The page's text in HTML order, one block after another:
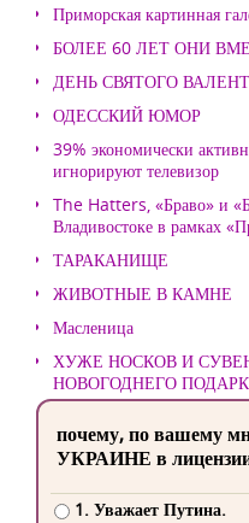
Приморская картинная
БОЛЕЕ 60 ЛЕТ ОНИ
ДЕНЬ СВЯТОГО
ОДЕССКИЙ ЮМОР
39% экономически
игнорируют телевизор
The Hatters, «Браво» и
Владивостоке в рамках
ТАРАКАНИЩЕ
ЖИВОТНЫЕ В КАМНЕ
Масленица
ХУЖЕ НОСКОВ И
НОВОГОДНЕГО
почему, по вашему
УКРАИНЕ в лицензии
1. Уважает Путина.